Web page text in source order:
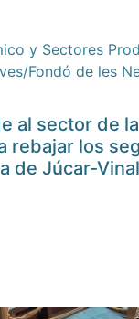
y Sectores
Fondó de les
al sector de
rebajar los
de Júcar-